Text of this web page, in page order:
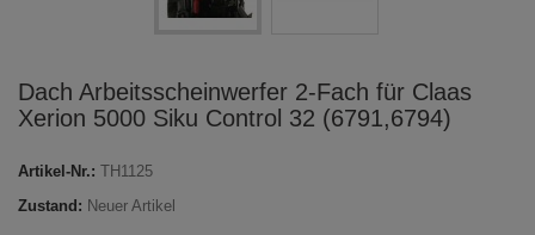
Dach Arbeitsscheinwerfer 2-Fach für Claas
Xerion 5000 Siku Control 32 (6791,6794)
Artikel-Nr.: TH1125
Zustand: Neuer Artikel